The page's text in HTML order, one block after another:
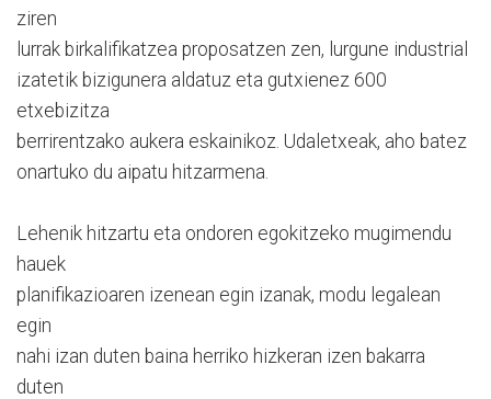
ziren
lurrak birkalifikatzea proposatzen zen, lurgune industrial
izatetik bizigunera aldatuz eta gutxienez 600
etxebizitza
berrirentzako aukera eskainikoz. Udaletxeak, aho batez
onartuko du aipatu hitzarmena.
Lehenik hitzartu eta ondoren egokitzeko mugimendu
hauek
planifikazioaren izenean egin izanak, modu legalean
egin
nahi izan duten baina herriko hizkeran izen bakarra
duten